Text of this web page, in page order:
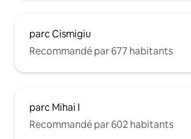
parc Cismigiu
Recommandé par 677 habitants
parc Mihai I
Recommandé par 602 habitants